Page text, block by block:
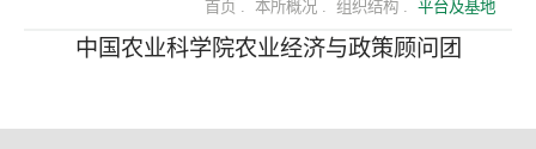
首页 . 本所概况 . 组织结构 . 平台及基地
中国农业科学院农业经济与政策顾问团